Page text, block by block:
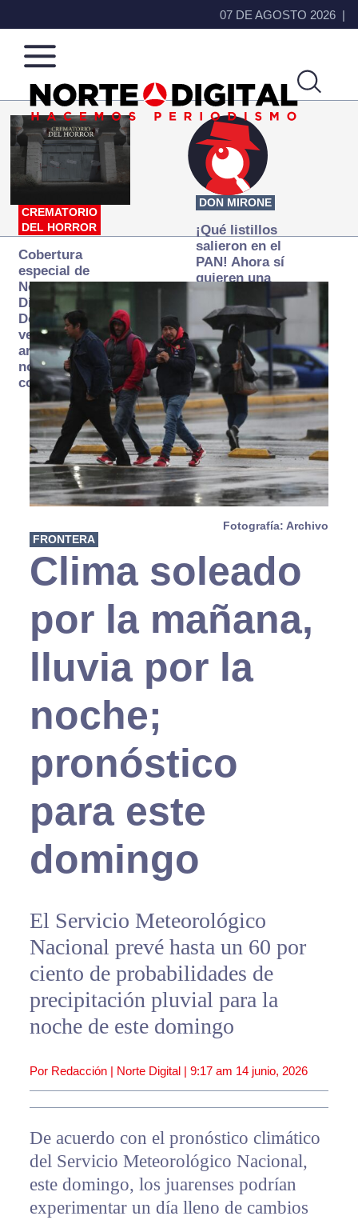
07 DE AGOSTO 2026
Norte
de
Ciudad
Más
que
noticias,
hacemos periodismo
CREMATORIO
DEL HORROR
Cobertura
especial de
Norte
Digital:
Donde la
verdad
arde… pero
no se
consume
DON MIRONE
¡Qué listillos
salieron en el
PAN! Ahora sí
quieren una
autónoma… y
transexenal
Fotografía: Archivo
FRONTERA
Clima soleado
por la mañana,
lluvia por la
noche;
pronóstico
para este
domingo
El Servicio Meteorológico
Nacional prevé hasta un 60 por
ciento de probabilidades de
precipitación pluvial para la
noche de este domingo
Por Redacción | Norte Digital | 9:17 am 14 junio, 2026
De acuerdo con el pronóstico climático
del Servicio Meteorológico Nacional,
este domingo, los juarenses podrían
experimentar un día lleno de cambios